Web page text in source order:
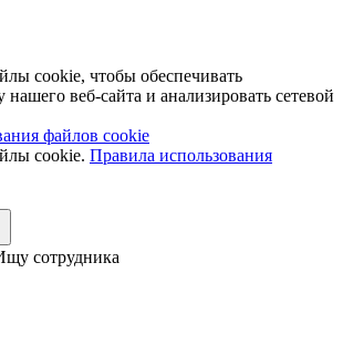
cookie, чтобы обеспечивать
веб-сайта и анализировать сетевой
файлов cookie
cookie. Правила использования
сотрудника